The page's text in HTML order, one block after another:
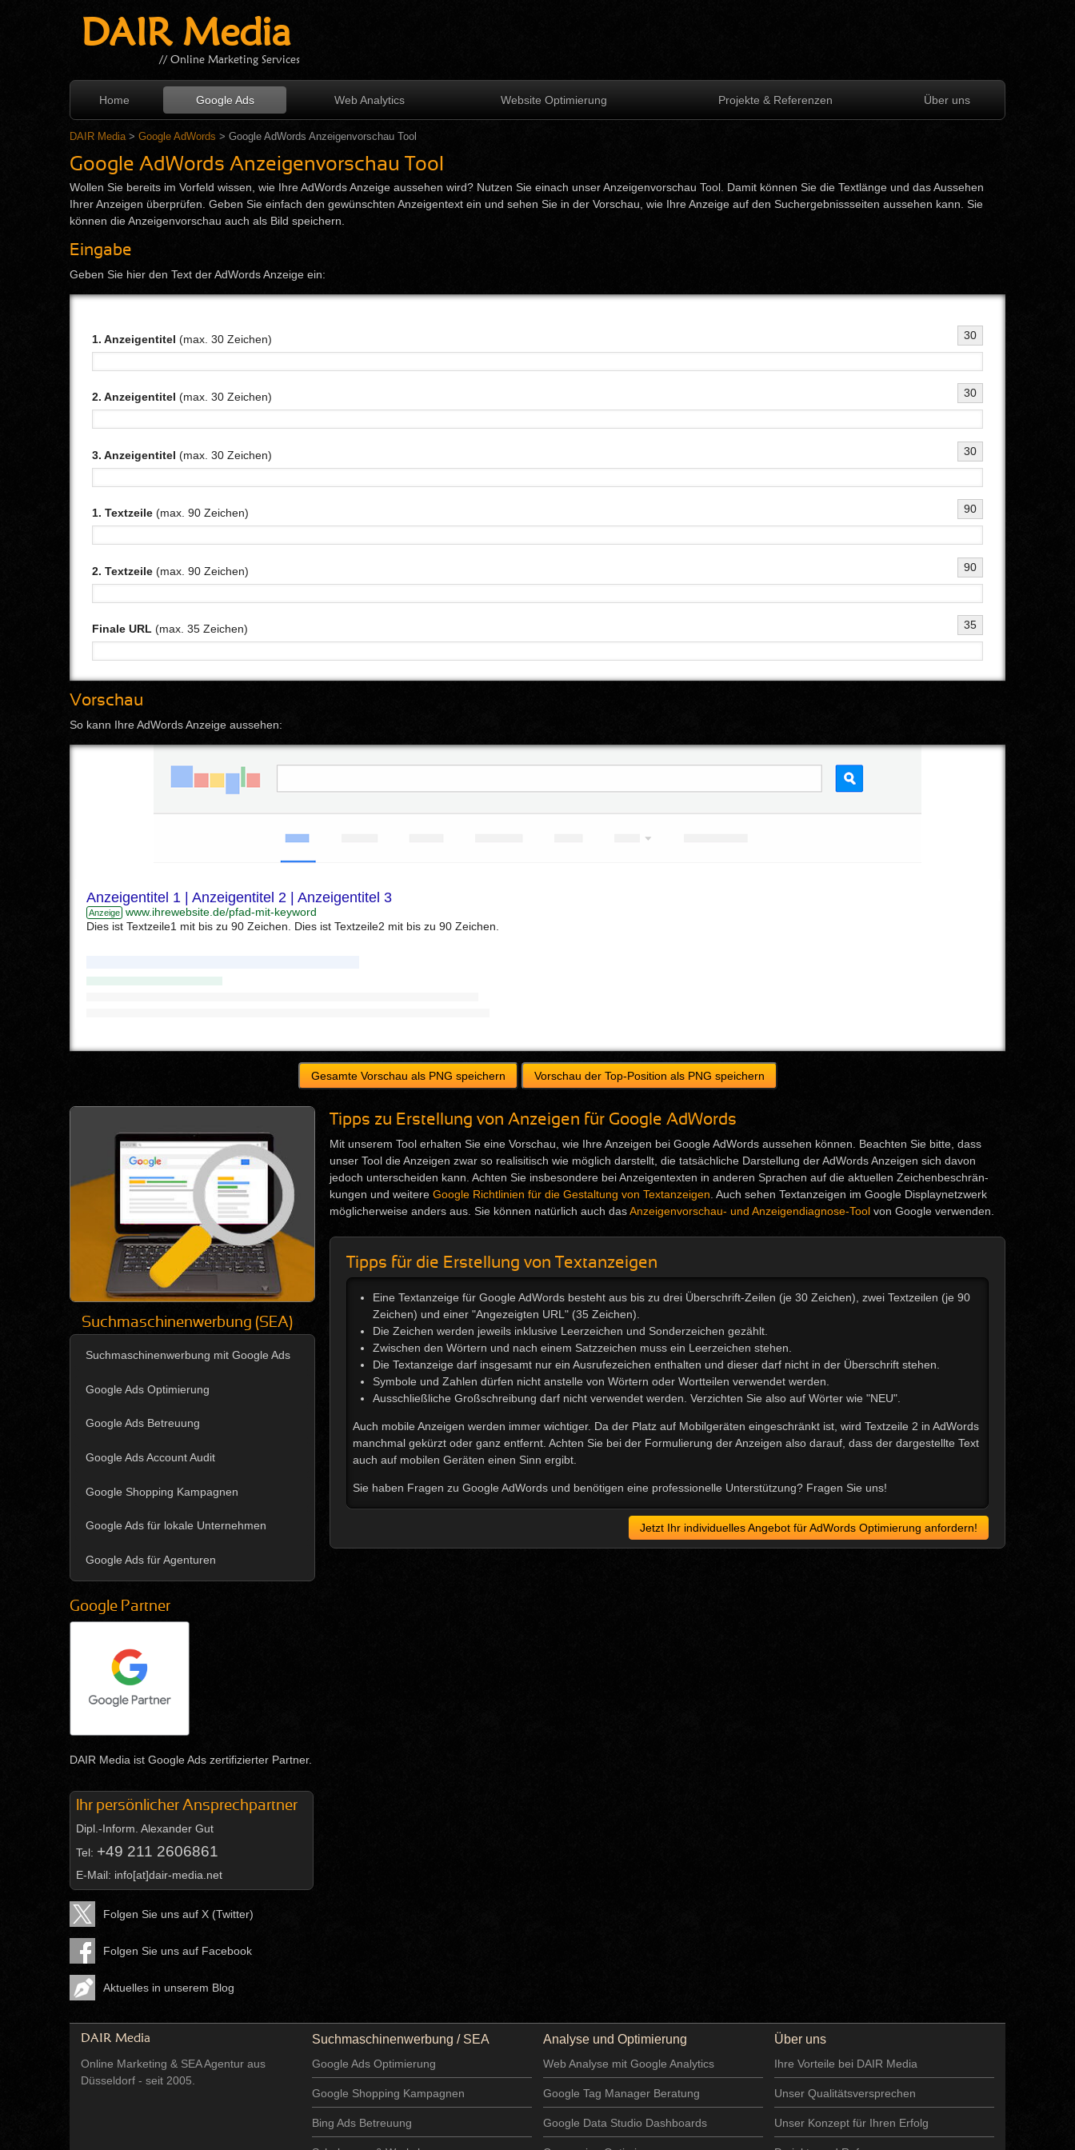
DAIR Media
// Online Marketing Services
Home Google Ads Web Analytics Website Optimierung Projekte & Referenzen Über uns
DAIR Media> Google AdWords > Google AdWords Anzeigenvorschau Tool
Google AdWords Anzeigenvorschau Tool
Wollen Sie bereits im Vorfeld wissen, wie Ihre AdWords Anzeige aussehen wird? Nutzen Sie einach unser Anzeigenvorschau Tool. Damit können Sie die Textlänge und das Aussehen
Ihrer Anzeigen überprüfen. Geben Sie einfach den gewünschten Anzeigentext ein und sehen Sie in der Vorschau, wie Ihre Anzeige auf den Suchergebnissseiten aussehen kann. Sie
können die Anzeigenvorschau auch als Bild speichern.
Eingabe
Geben Sie hier den Text der AdWords Anzeige ein:
1. Anzeigentitel (max. 30 Zeichen) 30
2. Anzeigentitel (max. 30 Zeichen) 30
3. Anzeigentitel (max. 30 Zeichen) 30
1. Textzeile (max. 90 Zeichen) 90
2. Textzeile (max. 90 Zeichen) 90
Finale URL (max. 35 Zeichen) 35
Vorschau
So kann Ihre AdWords Anzeige aussehen:
Anzeigentitel 1 | Anzeigentitel 2 | Anzeigentitel 3
Anzeige www.ihrewebsite.de/pfad-mit-keyword
Dies ist Textzeile1 mit bis zu 90 Zeichen.
Dies ist Textzeile2 mit bis zu 90 Zeichen.
Tipps zu Erstellung von Anzeigen für Google AdWords
Mit unserem Tool erhalten Sie eine Vorschau, wie Ihre Anzeigen bei Google AdWords aussehen können. Beachten Sie bitte, dass
unser Tool die Anzeigen zwar so realisitisch wie möglich darstellt, die tatsächliche Darstellung der AdWords Anzeigen sich davon
jedoch unterscheiden kann. Achten Sie insbesondere bei Anzeigentexten in anderen Sprachen auf die aktuellen Zeichen­beschrän­
kun­gen und weitere Google Richtlinien für die Gestaltung von Textanzeigen. Auch sehen Textanzeigen im Google Displaynetzwerk
möglicherweise anders aus. Sie können natürlich auch dasAnzeigenvorschau- und Anzeigendiagnose-Tool von Google verwenden.
Tipps für die Erstellung von Textanzeigen
Eine Textanzeige für Google AdWords besteht aus bis zu drei Überschrift-Zeilen (je 30 Zeichen), zwei Textzeilen (je 90
Zeichen) und einer "Angezeigten URL" (35 Zeichen).
Die Zeichen werden jeweils inklusive Leerzeichen und Sonderzeichen gezählt.
Zwischen den Wörtern und nach einem Satzzeichen muss ein Leerzeichen stehen.
Die Textanzeige darf insgesamt nur ein Ausrufezeichen enthalten und dieser darf nicht in der Überschrift stehen.
Symbole und Zahlen dürfen nicht anstelle von Wörtern oder Wortteilen verwendet werden.
Ausschließliche Großschreibung darf nicht verwendet werden. Verzichten Sie also auf Wörter wie "NEU".
Auch mobile Anzeigen werden immer wichtiger. Da der Platz auf Mobilgeräten eingeschränkt ist, wird Textzeile 2 in AdWords
manchmal gekürzt oder ganz entfernt. Achten Sie bei der Formulierung der Anzeigen also darauf, dass der dargestellte Text
auch auf mobilen Geräten einen Sinn ergibt.
Sie haben Fragen zu Google AdWords und benötigen eine professionelle Unterstützung? Fragen Sie uns!
Jetzt Ihr individuelles Angebot für AdWords Optimierung anfordern!
Suchmaschinenwerbung (SEA)
Suchmaschinenwerbung mit Google Ads
Google Ads Optimierung
Google Ads Betreuung
Google Ads Account Audit
Google Shopping Kampagnen
Google Ads für lokale Unternehmen
Google Ads für Agenturen
Google Partner
DAIR Media ist Google Ads zertifizierter Partner.
Ihr persönlicher Ansprechpartner
Dipl.-Inform. Alexander Gut
Tel: +49 211 2606861
E-Mail: info[at]dair-media.net
Folgen Sie uns auf X (Twitter)
Folgen Sie uns auf Facebook
Aktuelles in unserem Blog
DAIR Media
Online Marketing & SEA Agentur aus
Düsseldorf - seit 2005.
Suchmaschinenwerbung / SEA
Google Ads Optimierung
Google Shopping Kampagnen
Bing Ads Betreuung
Analyse und Optimierung
Web Analyse mit Google Analytics
Google Tag Manager Beratung
Google Data Studio Dashboards
Über uns
Ihre Vorteile bei DAIR Media
Unser Qualitätsversprechen
Unser Konzept für Ihren Erfolg